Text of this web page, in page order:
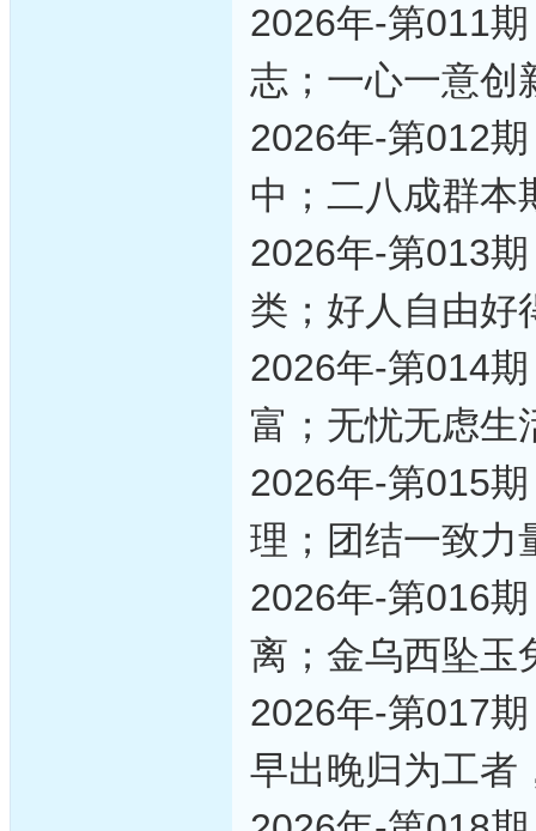
2026年-第011
志；一心一意创
2026年-第012
中；二八成群本
2026年-第013
类；好人自由好
2026年-第014
富；无忧无虑生
2026年-第015
理；团结一致力
2026年-第016
离；金乌西坠玉
2026年-第017
早出晚归为工者